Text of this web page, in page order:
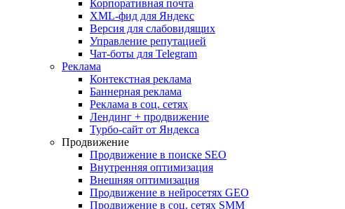
Корпоративная почта
XML-фид для Яндекс
Версия для слабовидящих
Управление репутацией
Чат-боты для Telegram
Реклама
Контекстная реклама
Баннерная реклама
Реклама в соц. сетях
Лендинг + продвижение
Турбо-сайт от Яндекса
Продвижение
Продвижение в поиске SEO
Внутренняя оптимизация
Внешняя оптимизация
Продвижение в нейросетях GEO
Продвижение в соц. сетях SMM